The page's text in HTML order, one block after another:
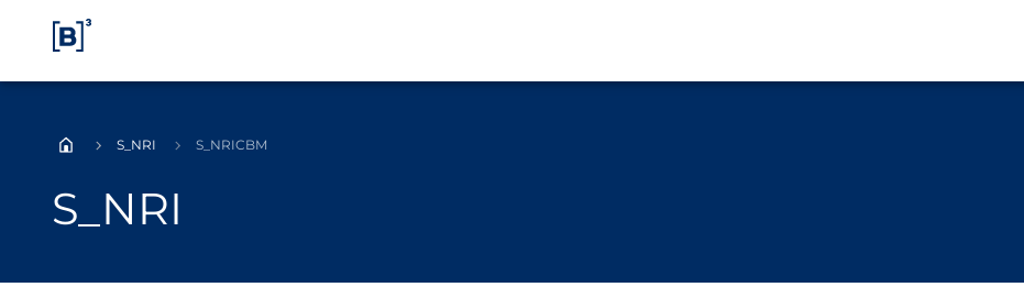
S_NRI
S_NRI S_NRICBM